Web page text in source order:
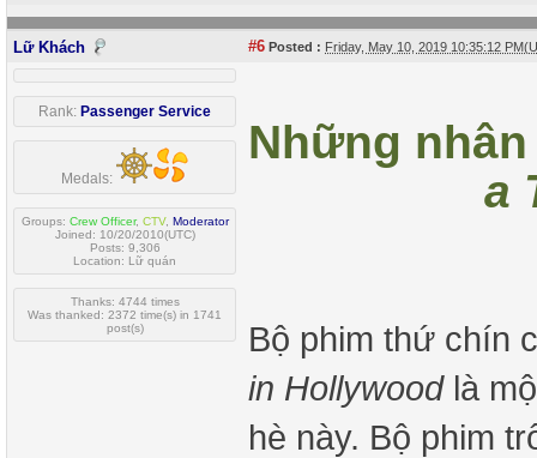
Lữ Khách #6 Posted : Friday, May 10, 2019 10:35:12
Rank: Passenger Service
Medals:
Groups: Crew Officer, CTV, Moderator
Joined: 10/20/2010(UTC)
Posts: 9,306
Location: Lữ quán
Thanks: 4744 times
Was thanked: 2372 time(s) in 1741
post(s)
Những
a
Bộ phim thứ chín
in Hollywoodlà
hè này. Bộ phim